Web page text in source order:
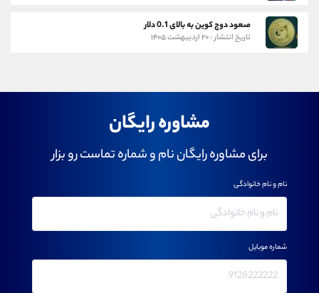
صعود دوج کوین به بالای 0.1 دلار
تاریخ انتشار : ۲۰ اردیبهشت ۱۴۰۵
مشاوره رایگان
برای مشاوره رایگان نام و شماره تماست رو بزار
نام و نام خانوادگی
شماره موبایل